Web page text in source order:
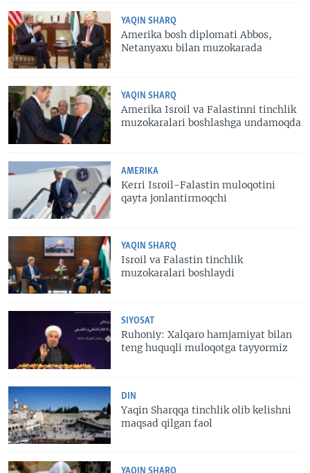
YAQIN SHARQ
Amerika bosh diplomati Abbos,
Netanyaxu bilan muzokarada
YAQIN SHARQ
Amerika Isroil va Falastinni tinchlik
muzokaralari boshlashga undamoqda
AMERIKA
Kerri Isroil-Falastin muloqotini
qayta jonlantirmoqchi
YAQIN SHARQ
Isroil va Falastin tinchlik
muzokaralari boshlaydi
SIYOSAT
Ruhoniy: Xalqaro hamjamiyat bilan
teng huquqli muloqotga tayyormiz
DIN
Yaqin Sharqqa tinchlik olib kelishni
maqsad qilgan faol